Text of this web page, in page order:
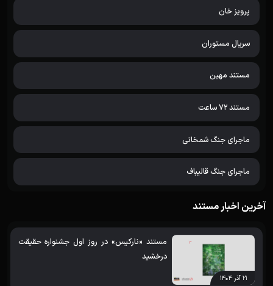
پرویز خان
سریال مستوران
مستند مهین
مستند 72 ساعت
ماجرای جنگ شمخانی
ماجرای جنگ قالیباف
آخرین اخبار مستند
۲۱ آذر ۱۴۰۴
مستند «نارکیس» در روز اول جشنواره حقیقت
درخشید